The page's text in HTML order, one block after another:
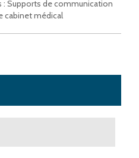
: Supports de communication
cabinet médical